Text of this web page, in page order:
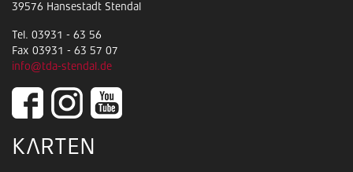
39576 Hansestadt Stendal
Tel. 03931 - 63 56
Fax 03931 - 63 57 07
info@tda-stendal.de
KARTEN